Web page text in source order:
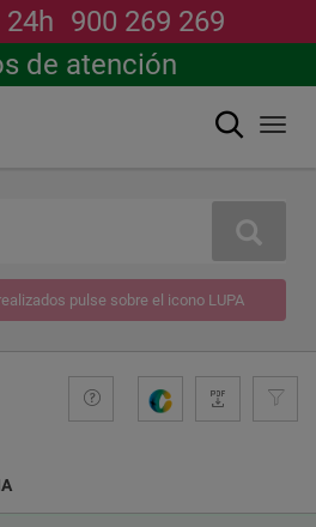
900 269 269
de atención
Buscar
Buscar
pulse sobre el icono LUPA
G
a
+compromiso
Guide